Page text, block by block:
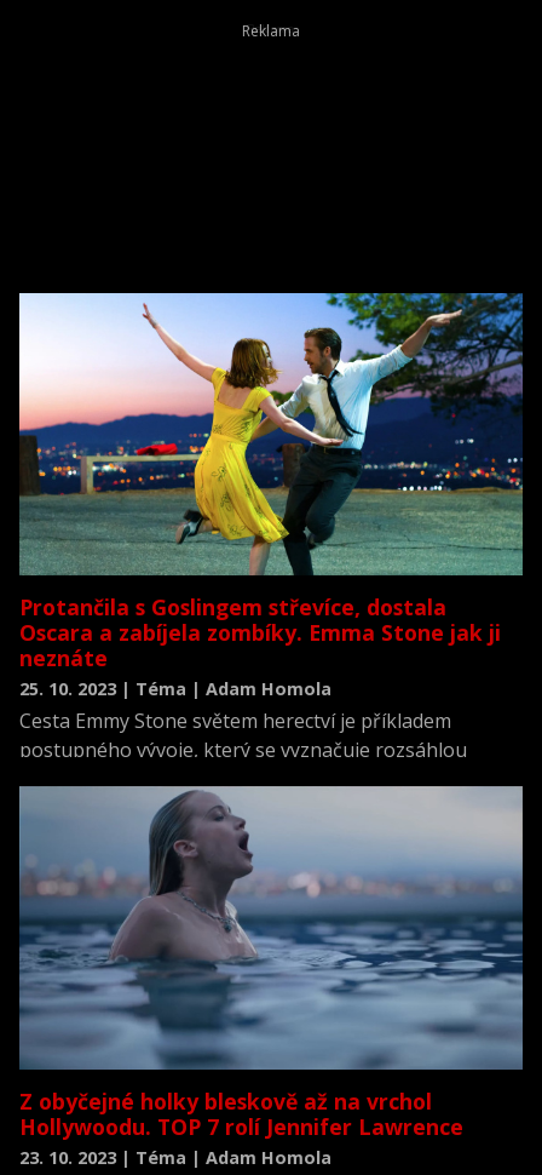
Přátelé. Byla by ale velká škoda přehlížet i jeho pestrou
Protančila s Goslingem střevíce, dostala
Oscara a zabíjela zombíky. Emma Stone jak ji
neznáte
25. 10. 2023 | Téma | Adam Homola
Cesta Emmy Stone světem herectví je příkladem
postupného vývoje, který se vyznačuje rozsáhlou
Z obyčejné holky bleskově až na vrchol
Hollywoodu. TOP 7 rolí Jennifer Lawrence
23. 10. 2023 | Téma | Adam Homola